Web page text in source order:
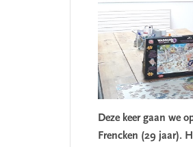
Deze keer gaan we
Frencken (29 jaar).